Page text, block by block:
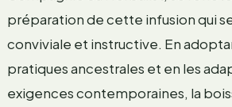
préparation de cette infusion qui
conviviale et instructive. En
pratiques ancestrales et en les
exigences contemporaines, la